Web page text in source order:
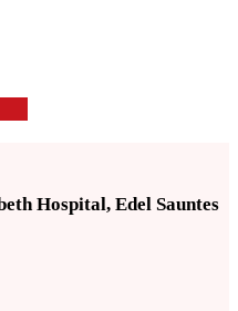
Hospital, Edel Sauntes